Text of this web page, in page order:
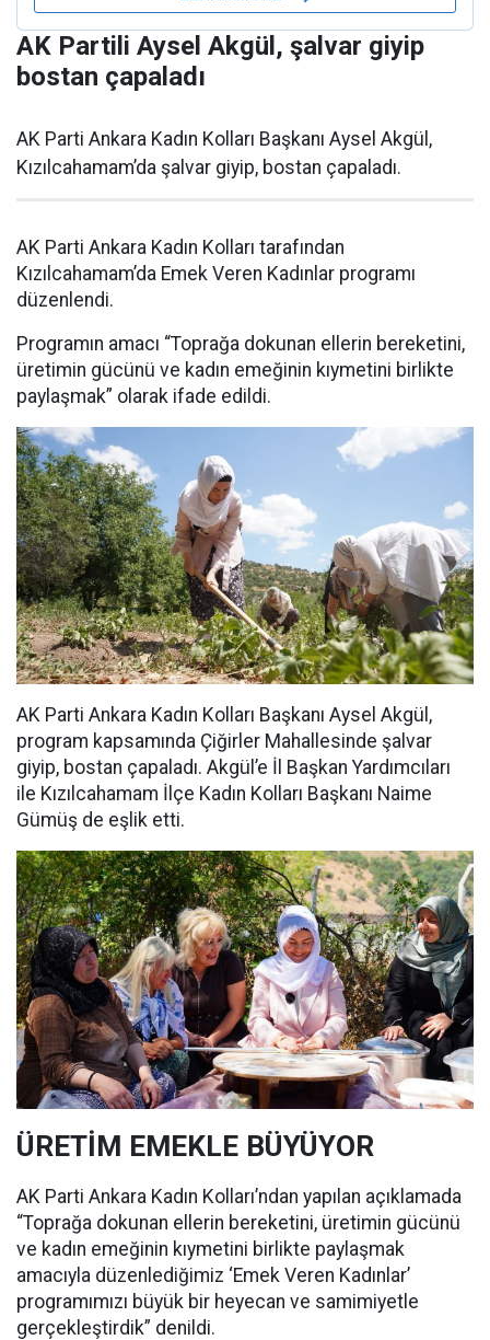
AK Partili Aysel Akgül, şalvar giyip
bostan çapaladı
AK Parti Ankara Kadın Kolları Başkanı Aysel Akgül,
Kızılcahamam’da şalvar giyip, bostan çapaladı.
AK Parti Ankara Kadın Kolları tarafından
Kızılcahamam’da Emek Veren Kadınlar programı
düzenlendi.
Programın amacı “Toprağa dokunan ellerin bereketini,
üretimin gücünü ve kadın emeğinin kıymetini birlikte
paylaşmak” olarak ifade edildi.
AK Parti Ankara Kadın Kolları Başkanı Aysel Akgül,
program kapsamında Çiğirler Mahallesinde şalvar
giyip, bostan çapaladı. Akgül’e İl Başkan Yardımcıları
ile Kızılcahamam İlçe Kadın Kolları Başkanı Naime
Gümüş de eşlik etti.
ÜRETİM EMEKLE BÜYÜYOR
AK Parti Ankara Kadın Kolları’ndan yapılan açıklamada
“Toprağa dokunan ellerin bereketini, üretimin gücünü
ve kadın emeğinin kıymetini birlikte paylaşmak
amacıyla düzenlediğimiz ‘Emek Veren Kadınlar’
programımızı büyük bir heyecan ve samimiyetle
gerçekleştirdik” denildi.